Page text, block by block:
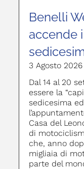
Benelli
accende
3 Agosto 2026
Dal 14 al 20
essere la
sedicesima
Casa del
di
che, anno
migliaia di
parte del